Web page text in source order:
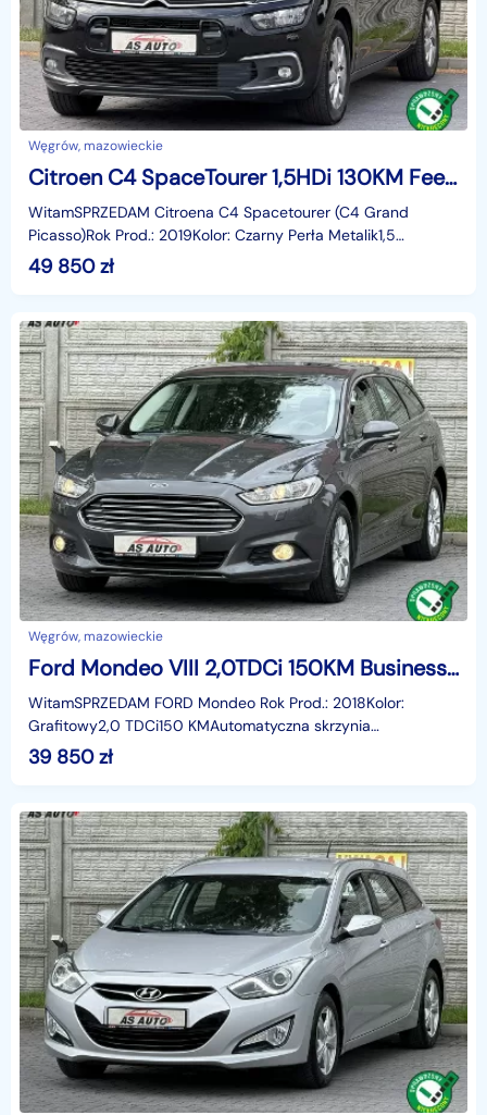
Węgrów, mazowieckie
Citroen C4 SpaceTourer 1,5HDi 130KM Feel/Navi/Led/Panorama/Pod.Fotele/Tempomat/PDC/Hak/Kame
WitamSPRZEDAM Citroena C4 Spacetourer (C4 Grand
Picasso)Rok Prod.: 2019Kolor: Czarny Perła Metalik1,5
HDi130KMWersja 7 osobowaManualna skrzynia
biegówNawigacjaK
49 850zł
Węgrów, mazowieckie
Ford Mondeo VIII 2,0TDCi 150KM Business/Alu/Pod.Fotele/SerwisASO/Tempomat
WitamSPRZEDAM FORD Mondeo Rok Prod.: 2018Kolor:
Grafitowy2,0 TDCi150 KMAutomatyczna skrzynia
biegówKsiążka serwisowaTempomatPodgrzewane
39 850zł